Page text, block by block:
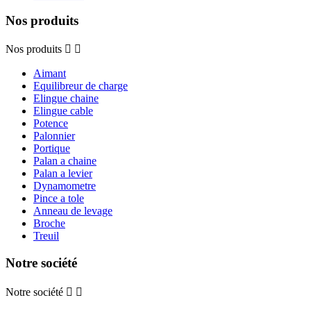
Nos produits
Nos produits  
Aimant
Equilibreur de charge
Elingue chaine
Elingue cable
Potence
Palonnier
Portique
Palan a chaine
Palan a levier
Dynamometre
Pince a tole
Anneau de levage
Broche
Treuil
Notre société
Notre société  